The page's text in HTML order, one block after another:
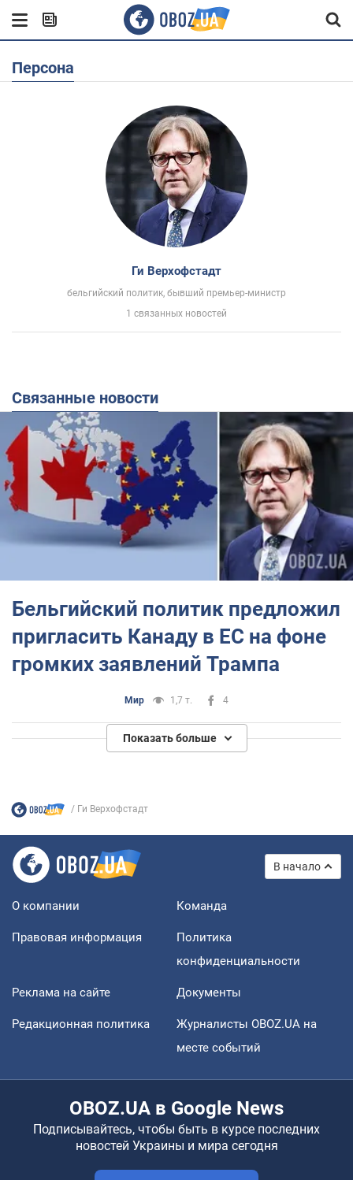
Персона
Ги Верхофстадт
бельгийский политик, бывший премьер-министр
1 связанных новостей
Связанные новости
Бельгийский политик предложил
пригласить Канаду в ЕС на фоне
громких заявлений Трампа
Мир 1,7 т. 4
Показать больше
Ги Верхофстадт
В начало
О компании Команда
Правовая информация
Политика
конфиденциальности
Реклама на сайте Документы
Редакционная политика
Журналисты OBOZ.UA на
месте событий
OBOZ.UA в Google News
Подписывайтесь, чтобы быть в курсе последних
новостей Украины и мира сегодня